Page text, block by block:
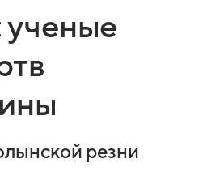
ученые
резни